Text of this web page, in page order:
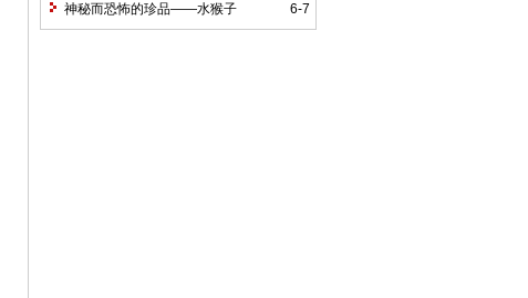
6-7
神秘而恐怖的珍品——水猴子